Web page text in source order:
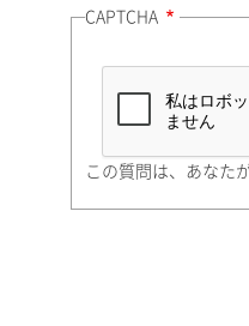
町名・番地（勤務
CAPTCHA
この質問は、あなた